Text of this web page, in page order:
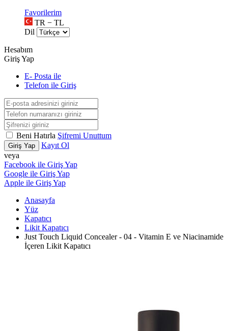
Favorilerim
TR − TL
Dil
Hesabım
Giriş Yap
E- Posta ile
Telefon ile Giriş
Beni Hatırla Şifremi Unuttum
Giriş Yap
Kayıt Ol
veya
Facebook ile Giriş Yap
Google ile Giriş Yap
Apple ile Giriş Yap
Anasayfa
Yüz
Kapatıcı
Likit Kapatıcı
Just Touch Liquid Concealer - 04 - Vitamin E ve Niacinamide
İçeren Likit Kapatıcı